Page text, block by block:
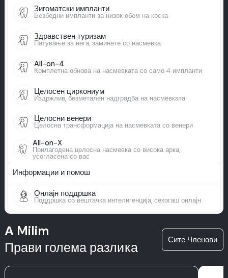
Зигоматски импланти
Безбедни импланти за низок обем на коска
Здравствен туризам
Патување за нега, заминете со насмевка
All-on-4
Комплетна обнова на насмевката со само 4 импланти
Целосен циркониум
Издржлив, безметален надградба на насмевката
Целосни венери
Целосна трансформација на насмевката со венери
All-on-X
Прилагодена целосна насмевка со висока арка,
усогласена со вас
Информации и помош
Онлајн поддршка
Поддршка со вештачка интелигенција, секогаш онлајн
А Milim
Прави голема разлика
Сите Членови